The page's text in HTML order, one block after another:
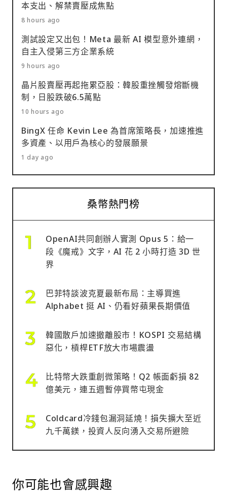
本支出、解禁賣壓成焦點
8 hours ago
測試設定又出包！Meta 最新 AI 模型意外連網，
自主入侵第三方企業系統
9 hours ago
晶片股賣壓再起拖累亞股：韓股重挫觸發熔斷機
制，日股跌破6.5萬點
10 hours ago
BingX 任命 Kevin Lee 為首席策略長，加速推進
多資產、以用戶為核心的發展願景
1 day ago
桑幣熱門榜
OpenAI共同創辦人實測 Opus 5：給一
段《魔戒》文字，AI 花 2 小時打造 3D 世
界
巴菲特談波克夏最新布局：主導買進
Alphabet 挺 AI、仍看好蘋果長期價值
韓國散戶加速撤離股市！KOSPI 交易結構
惡化，槓桿ETF放大市場震盪
比特幣大跌重創微策略！Q2 帳面虧損 82
億美元，連五週暫停買幣屯現金
Coldcard冷錢包漏洞延燒！損失擴大至近
九千萬鎂，投資人反向湧入交易所避險
你可能也會感興趣